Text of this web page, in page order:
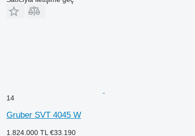
14
Gruber SVT 4045 W
1.824.000 TL €33.190